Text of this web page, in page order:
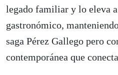
legado familiar y lo eleva
gastronómico,
saga Pérez Gallego pero
contemporánea que